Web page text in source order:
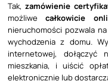
Tak, zamówienie
możliwecałkowicie
nieruchomości pozwala
wychodzenia z domu.
internetowej, dołączyć
mieszkania, i uiścić
elektronicznie lub